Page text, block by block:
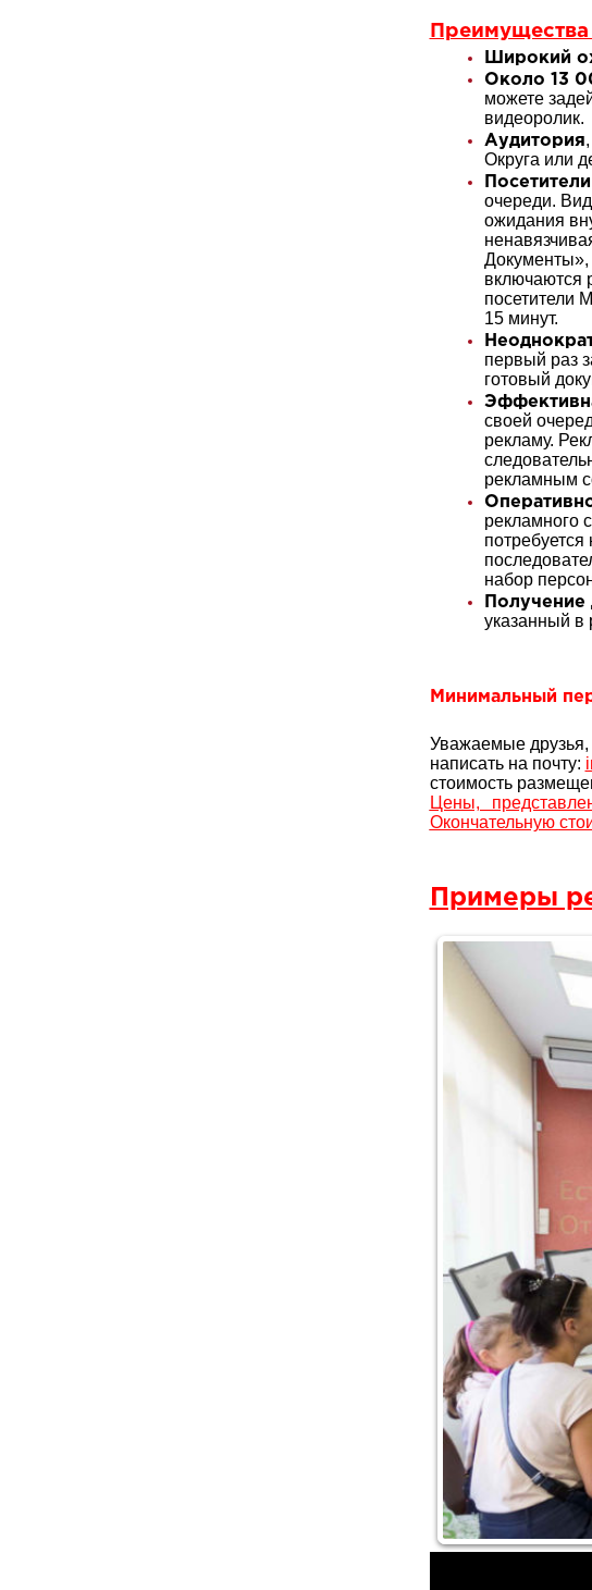
Широкий
Около 13
можете
видеоролик.
Аудитория
Округа или
очереди.
ожидания
включаются
посетители
15 минут.
первый раз
готовый
своей
рекламу.
рекламным
рекламного
набор
указанный в
Минимальный
Уважаемые
написать на почту:
стоимость
Цены,
Окончательную
Примеры